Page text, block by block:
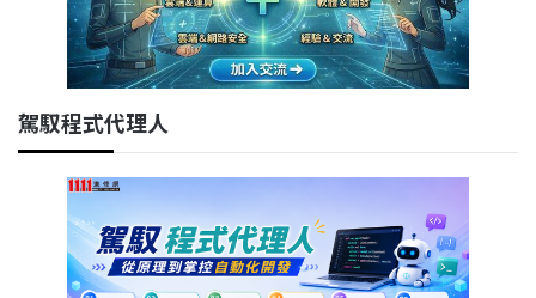
駕馭程式代理人